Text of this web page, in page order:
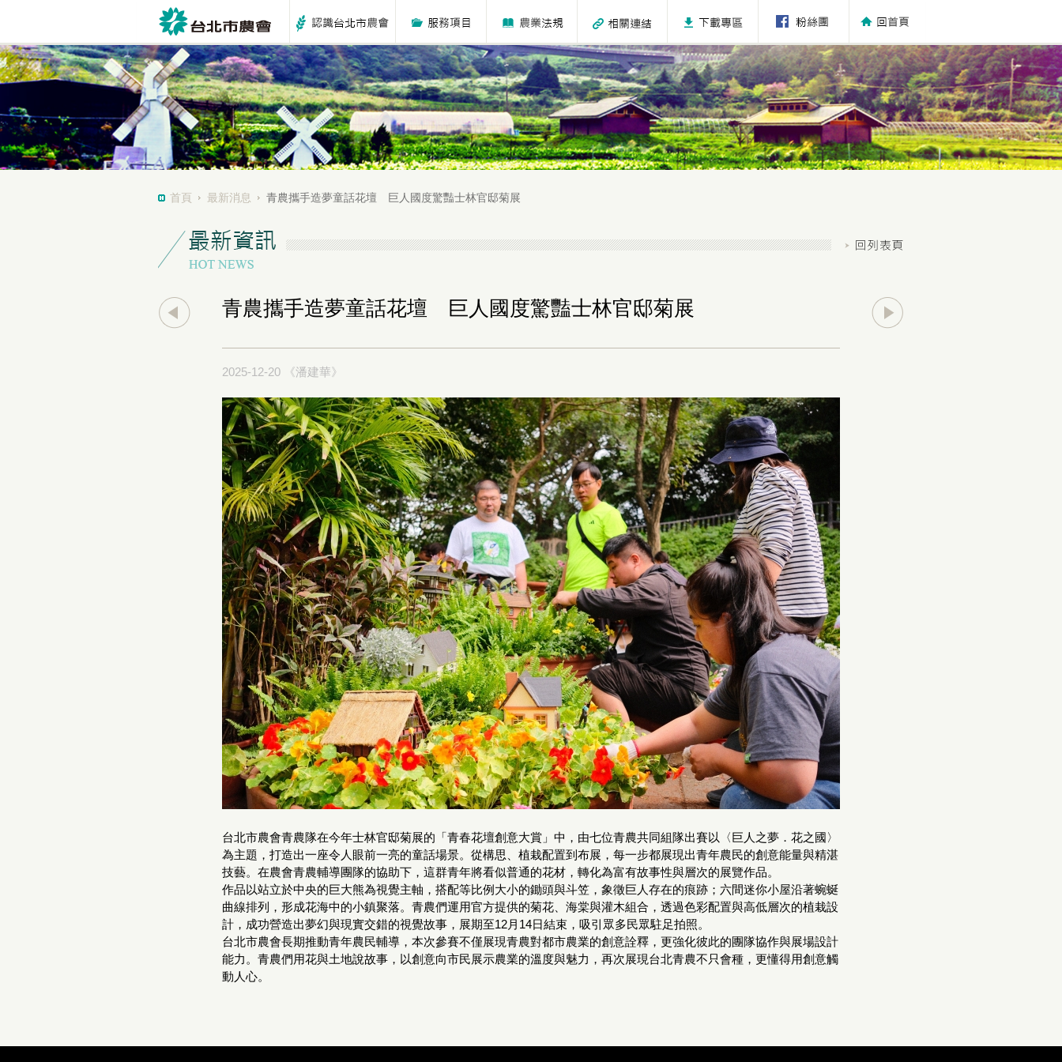
首頁 最新消息 青農攜手造夢童話花壇 巨人國度驚豔士林官邸菊展
青農攜手造夢童話花壇 巨人國度驚豔士林官邸菊展
2025-12-20 《潘建華》
台北市農會青農隊在今年士林官邸菊展的「青春花壇創意大賞」中，由七位青農共同組隊出賽以〈巨人之夢．花之國〉
為主題，打造出一座令人眼前一亮的童話場景。從構思、植栽配置到布展，每一步都展現出青年農民的創意能量與精湛
技藝。在農會青農輔導團隊的協助下，這群青年將看似普通的花材，轉化為富有故事性與層次的展覽作品。
作品以站立於中央的巨大熊為視覺主軸，搭配等比例大小的鋤頭與斗笠，象徵巨人存在的痕跡；六間迷你小屋沿著蜿蜒
曲線排列，形成花海中的小鎮聚落。青農們運用官方提供的菊花、海棠與灌木組合，透過色彩配置與高低層次的植栽設
計，成功營造出夢幻與現實交錯的視覺故事，展期至12月14日結束，吸引眾多民眾駐足拍照。
台北市農會長期推動青年農民輔導，本次參賽不僅展現青農對都市農業的創意詮釋，更強化彼此的團隊協作與展場設計
能力。青農們用花與土地說故事，以創意向市民展示農業的溫度與魅力，再次展現台北青農不只會種，更懂得用創意觸
動人心。